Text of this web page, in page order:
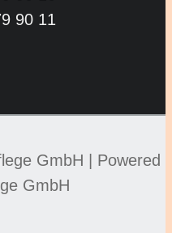
90 11
GmbH | Powered
GmbH